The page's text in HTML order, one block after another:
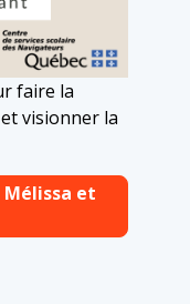
faire la
visionner la
et